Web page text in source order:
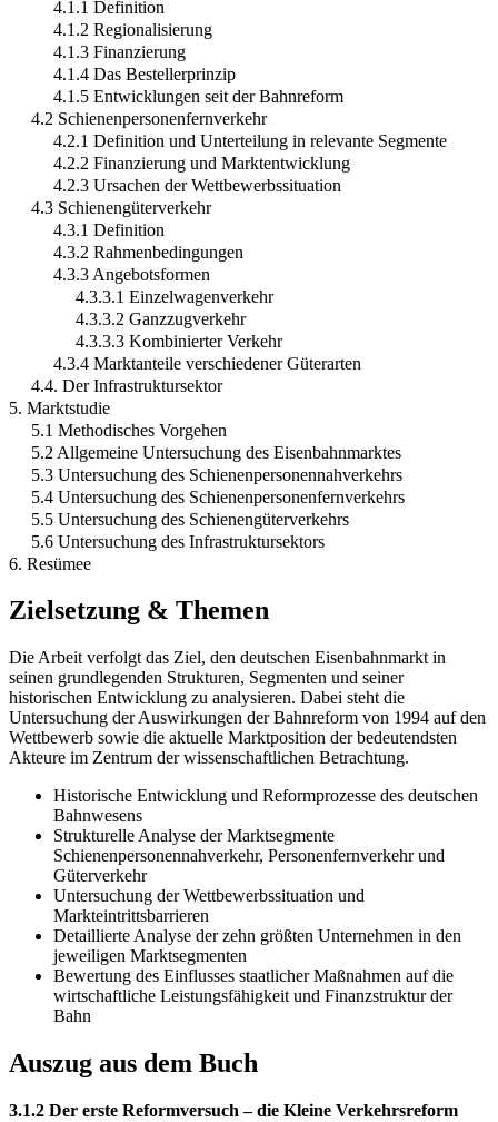
4.1.1 Definition
4.1.2 Regionalisierung
4.1.3 Finanzierung
4.1.4 Das Bestellerprinzip
4.1.5 Entwicklungen seit der Bahnreform
4.2 Schienenpersonenfernverkehr
4.2.1 Definition und Unterteilung in relevante Segmente
4.2.2 Finanzierung und Marktentwicklung
4.2.3 Ursachen der Wettbewerbssituation
4.3 Schienengüterverkehr
4.3.1 Definition
4.3.2 Rahmenbedingungen
4.3.3 Angebotsformen
4.3.3.1 Einzelwagenverkehr
4.3.3.2 Ganzzugverkehr
4.3.3.3 Kombinierter Verkehr
4.3.4 Marktanteile verschiedener Güterarten
4.4. Der Infrastruktursektor
5. Marktstudie
5.1 Methodisches Vorgehen
5.2 Allgemeine Untersuchung des Eisenbahnmarktes
5.3 Untersuchung des Schienenpersonennahverkehrs
5.4 Untersuchung des Schienenpersonenfernverkehrs
5.5 Untersuchung des Schienengüterverkehrs
5.6 Untersuchung des Infrastruktursektors
6. Resümee
Zielsetzung & Themen
Die Arbeit verfolgt das Ziel, den deutschen Eisenbahnmarkt in
seinen grundlegenden Strukturen, Segmenten und seiner
historischen Entwicklung zu analysieren. Dabei steht die
Untersuchung der Auswirkungen der Bahnreform von 1994 auf den
Wettbewerb sowie die aktuelle Marktposition der bedeutendsten
Akteure im Zentrum der wissenschaftlichen Betrachtung.
Historische Entwicklung und Reformprozesse des deutschen
Bahnwesens
Strukturelle Analyse der Marktsegmente
Schienenpersonennahverkehr, Personenfernverkehr und
Güterverkehr
Untersuchung der Wettbewerbssituation und
Markteintrittsbarrieren
Detaillierte Analyse der zehn größten Unternehmen in den
jeweiligen Marktsegmenten
Bewertung des Einflusses staatlicher Maßnahmen auf die
wirtschaftliche Leistungsfähigkeit und Finanzstruktur der
Bahn
Auszug aus dem Buch
3.1.2 Der erste Reformversuch – die Kleine Verkehrsreform